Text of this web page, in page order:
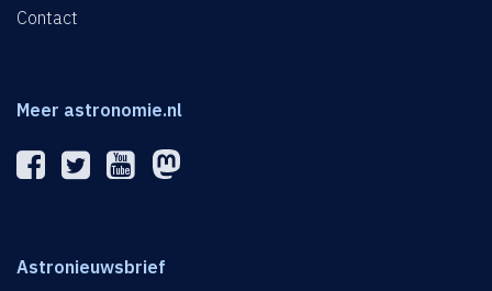
Contact
Meer astronomie.nl
Astronieuwsbrief